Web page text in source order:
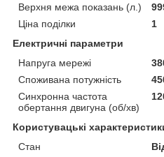
Верхня межа показань (л.)
Ціна поділки
1
Електричні параметри
Напруга мережі
Споживана потужність
Синхронна частота
обертання двигуна (об/хв)
Користувацькі
Стан